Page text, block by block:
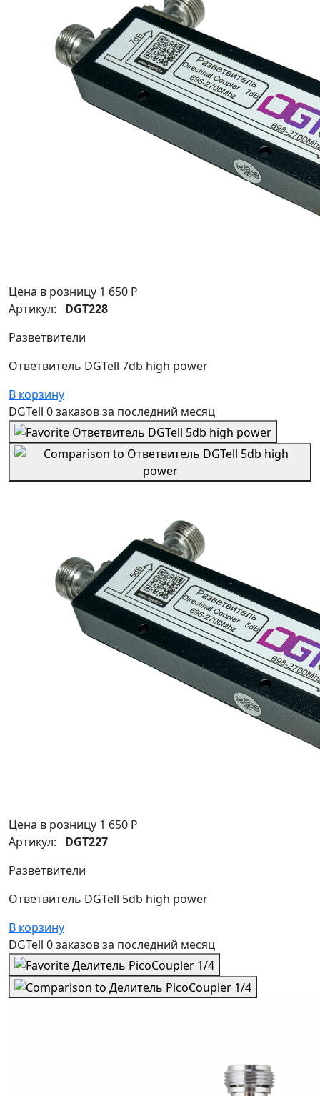
Цена в розницу 1 650 ₽
Артикул: DGT228
Разветвители
Ответвитель DGTell 7db high power
В корзину
DGTell 0 заказовза последний месяц
Цена в розницу 1 650 ₽
Артикул: DGT227
Разветвители
Ответвитель DGTell 5db high power
В корзину
DGTell 0 заказовза последний месяц